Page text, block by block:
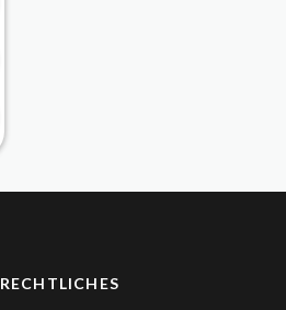
RECHTLICHES